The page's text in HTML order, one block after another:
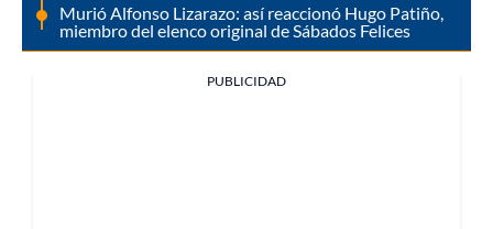
Murió Alfonso Lizarazo: así reaccionó Hugo Patiño,
miembro del elenco original de Sábados Felices
PUBLICIDAD